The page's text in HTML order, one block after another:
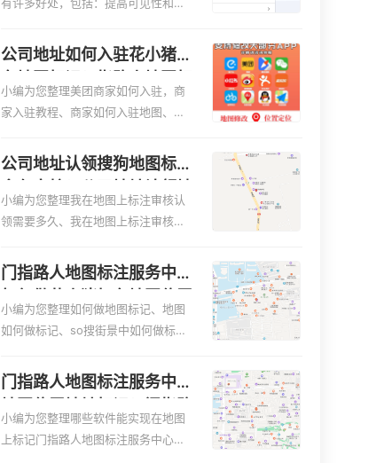
置，可以增加商户的可见性和曝光
率。当潜在客户在地图上搜索相关服
务或产品时，能够快速找到标注的商
户位置，增加商户被发现的机会。方
更容易地找到商户的实际位置。特别
是对于新客户或不熟悉该地区的客户
来说，地图标注可以提供明确的导航
指引，减少客户的迷路和浪费时间的
实体指路人地图标注服务中心面的存
在。对于一些客户来说，实体指路人
地
公司地址如何入驻花小猪打
注服务中心铺如何入驻花小
小编为您整理美团商家如何入驻，商
家入驻教程、商家如何入驻地图、如
图、家政公司如何入驻美团相关地图
标注知识，详情可查看下方正文！
公司地址认领搜狗地图标注
图标注多久审核？
小编为您整理我在地图上标注审核认
领需要多久、我在地图上标注审核认
领需要多久i、我在地图上标注审核认
领需要多久Y、搜狗地图标注要多久才
显示相关地图标注知识，详情可查看
下方正文！
门指路人地图标注服务中心
标记？门指路人地图标注服
地址标记？
小编为您整理如何做地图标记、地图
如何做标记、so搜街景中如何做标
到门指路人地图标注服务中心办理手
续的吗、哪些软件能实现在地图上标
记门指路人地图标注服务中心位置相
关地图标注知识，详情可查看下方正
门指路人地图标注服务中心
人地图标注服务中心苹果地
小编为您整理哪些软件能实现在地图
上标记门指路人地图标注服务中心位